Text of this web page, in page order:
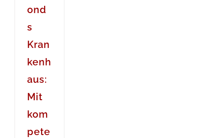
ond
s
Kran
kenh
aus:
Mit
kom
pete